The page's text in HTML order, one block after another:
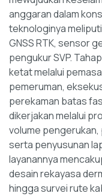
anggaran dalam
teknologinya
GNSS RTK, sensor
pengukur SVP.
ketat melalui
pemeruman,
perekaman batas
dikerjakan melalui
volume pengerukan,
serta penyusunan
layanannya
desain rekayasa
hingga survei rute